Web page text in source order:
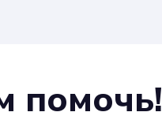
помочь!